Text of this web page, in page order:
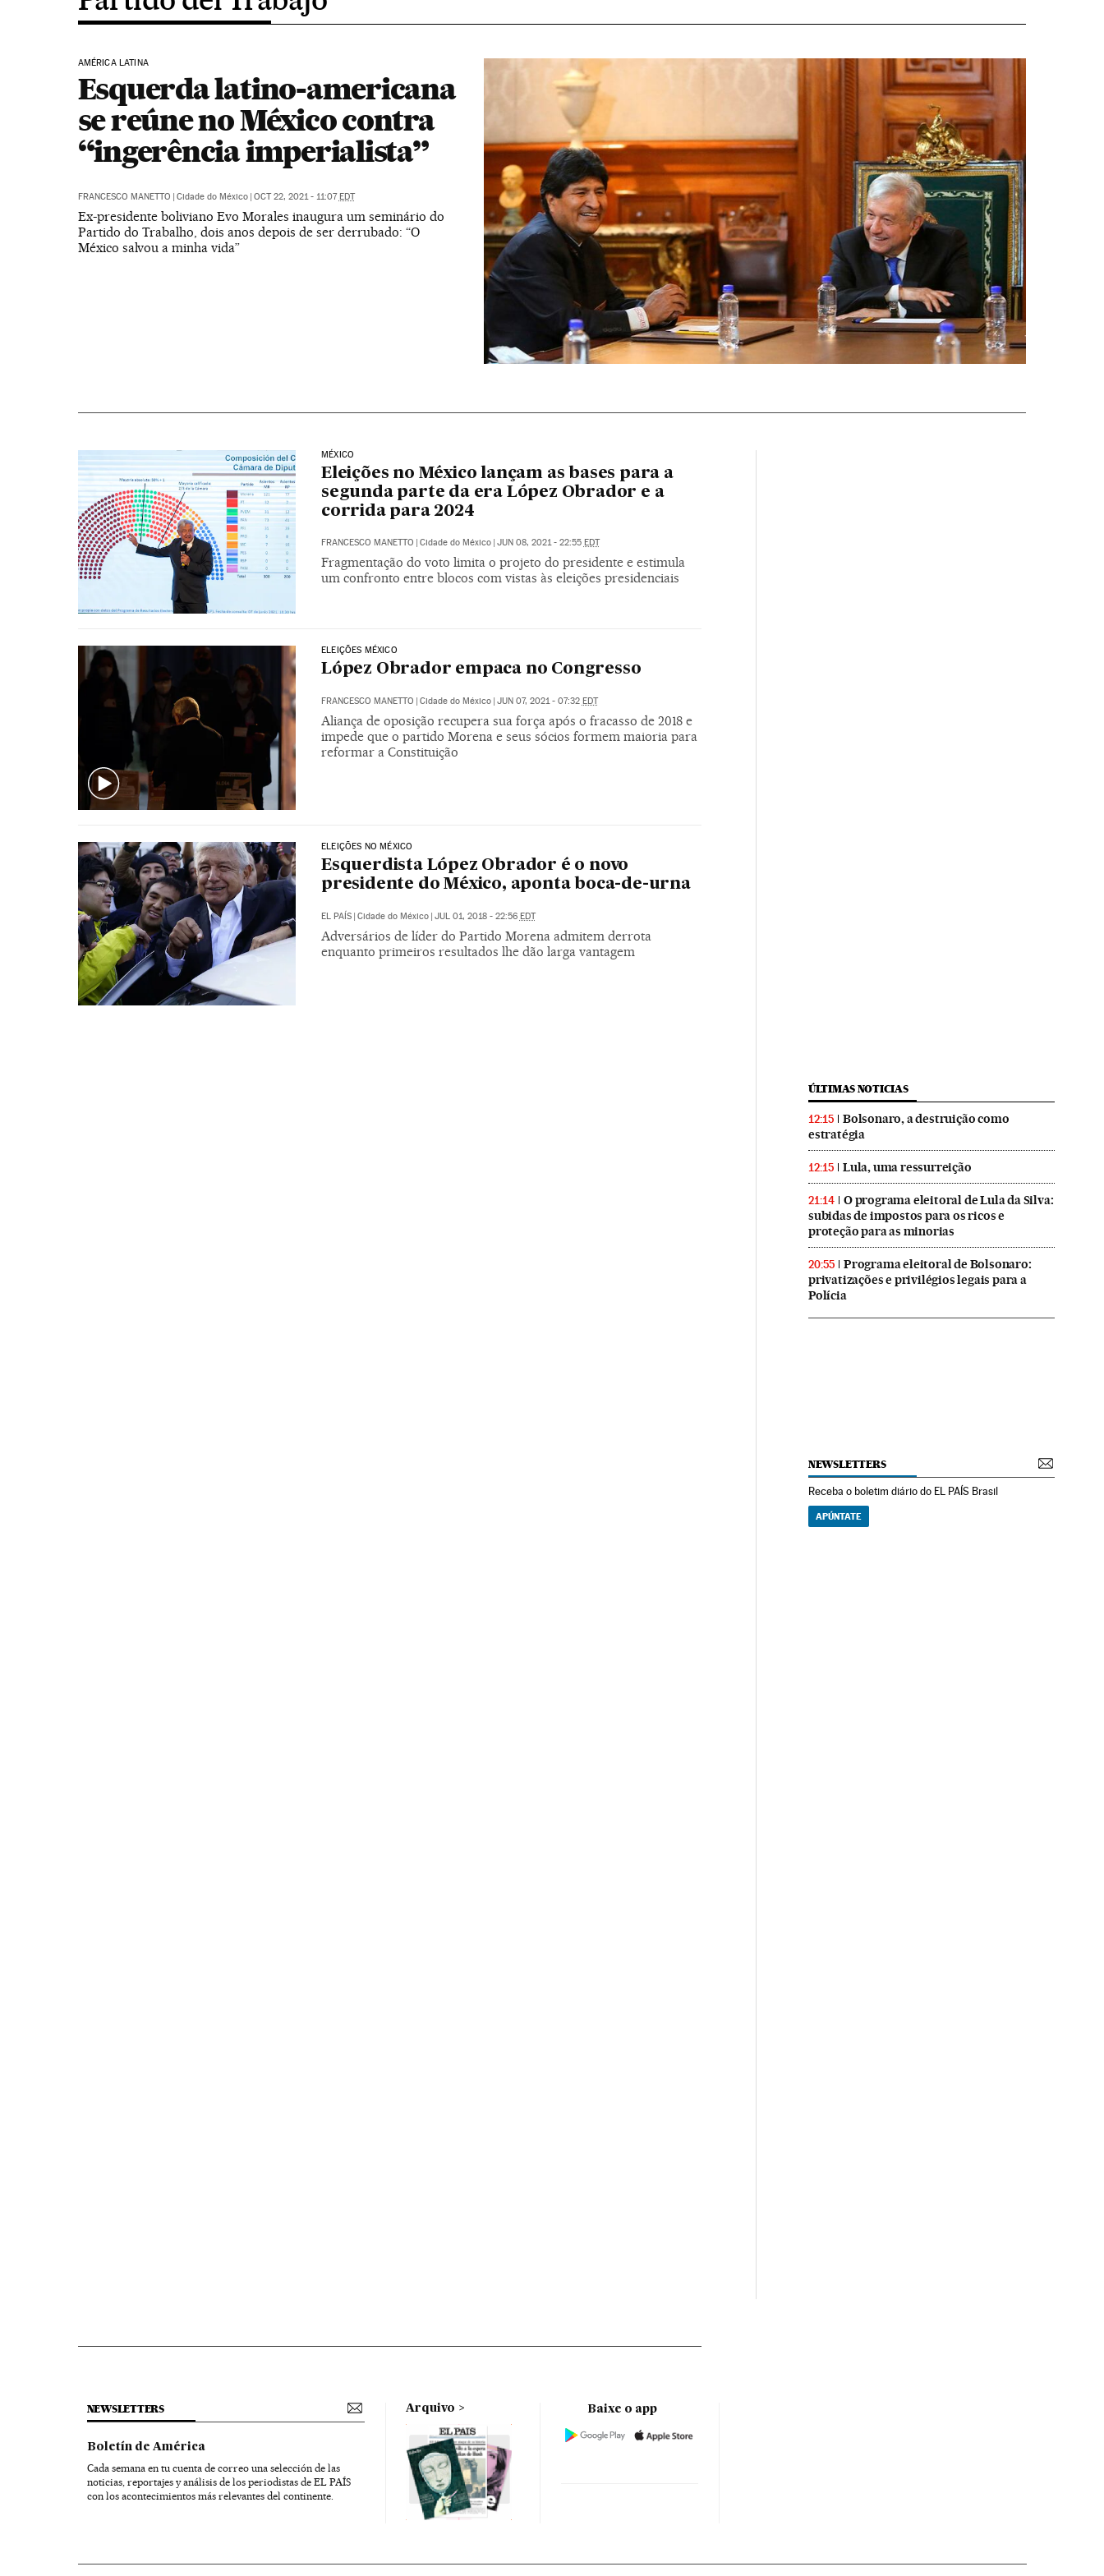
AMÉRICA LATINA
Esquerda latino-americana
se reúne no México contra
“ingerência imperialista”
FRANCESCO MANETTO | Cidade do México | OCT 22, 2021 - 11:07EDT
Ex-presidente boliviano Evo Morales inaugura um seminário do
Partido do Trabalho, dois anos depois de ser derrubado: “O
México salvou a minha vida”
MÉXICO
Eleições no México lançam as bases para a
segunda parte da era López Obrador e a
corrida para 2024
FRANCESCO MANETTO | Cidade do México | JUN 08, 2021 - 22:55 EDT
Fragmentação do voto limita o projeto do presidente e estimula
um confronto entre blocos com vistas às eleições presidenciais
ELEIÇÕES MÉXICO
López Obrador empaca no Congresso
FRANCESCO MANETTO Cidade do México JUN 07, 2021 - 07:32 EDT
Aliança de oposição recupera sua força após o fracasso de 2018 e
impede que o partido Morena e seus sócios formem maioria para
reformar a Constituição
ELEIÇÕES NO MÉXICO
Esquerdista López Obrador é o novo
presidente do México, aponta boca-de-urna
EL PAÍS | Cidade do México | JUL 01, 2018 - 22:56 EDT
Adversários de líder do Partido Morena admitem derrota
enquanto primeiros resultados lhe dão larga vantagem
ÚLTIMAS NOTICIAS
12:15
Bolsonaro, a destruição como
estratégia
12:15 Lula, uma ressurreição
21:14
O programa eleitoral de Lula da Silva:
subidas de impostos para os ricos e
proteção para as minorias
20:55
Programa eleitoral de Bolsonaro:
privatizações e privilégios legais para a
Polícia
NEWSLETTERS
Receba o boletim diário do EL PAÍS Brasil
APÚNTATE
NEWSLETTERS
Boletín de América
Cada semana en tu cuenta de correo una selección de las
noticias, reportajes y análisis de los periodistas de EL PAÍS
con los acontecimientos más relevantes del continente.
Arquivo Baixe o app